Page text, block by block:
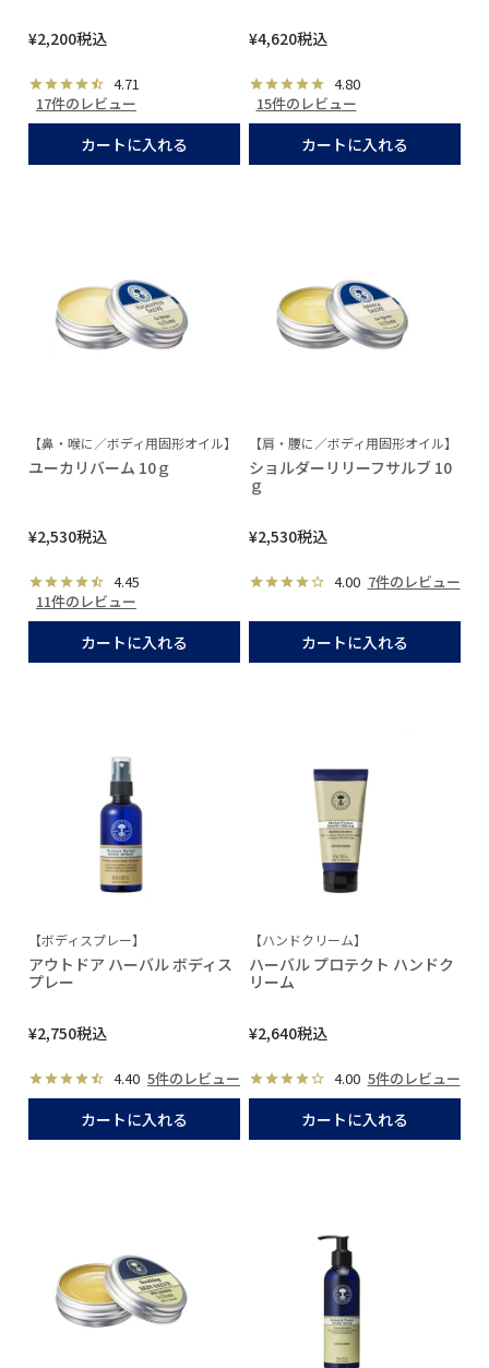
¥2,200税込
4.71
17件のレビュー
カートに入れる
¥4,620税込
4.80
15件のレビュー
カートに入れる
【鼻・喉に／ボディ用固形オイル】
ユーカリバーム 10ｇ
¥2,530税込
4.45
11件のレビュー
カートに入れる
【肩・腰に／ボディ用固形オイル】
ショルダーリリーフサルブ 10
ｇ
¥2,530税込
4.00 7件のレビュー
カートに入れる
【ボディスプレー】
アウトドア ハーバル ボディス
プレー
¥2,750税込
4.40 5件のレビュー
カートに入れる
【ハンドクリーム】
ハーバル プロテクト ハンドク
リーム
¥2,640税込
4.00 5件のレビュー
カートに入れる